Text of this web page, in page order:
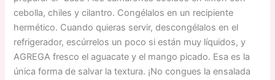
cebolla, chiles y cilantro. Congélalos en un recipiente
hermético. Cuando quieras servir, descongélalos en el
refrigerador, escúrrelos un poco si están muy líquidos, y
AGREGA fresco el aguacate y el mango picado. Esa es la
única forma de salvar la textura. ¡No congues la ensalada